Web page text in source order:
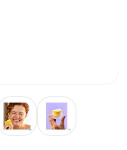
image
View larger imageView larger image